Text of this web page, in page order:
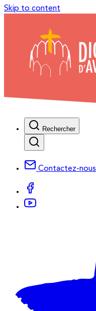
Skip to content
Rechercher
Contactez-nous